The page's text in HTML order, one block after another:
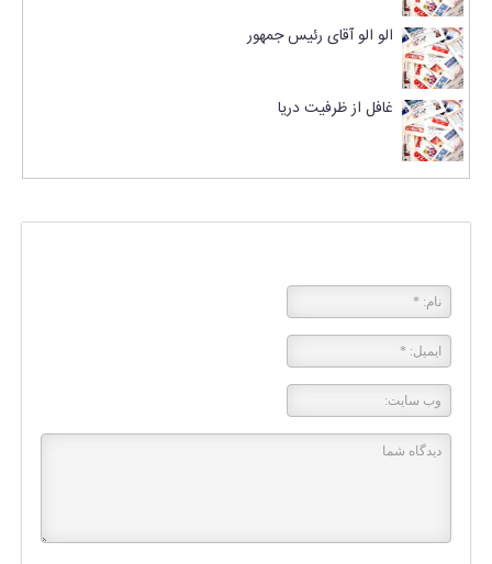
الو الو آقای رئیس جمهور
غافل از ظرفیت دریا